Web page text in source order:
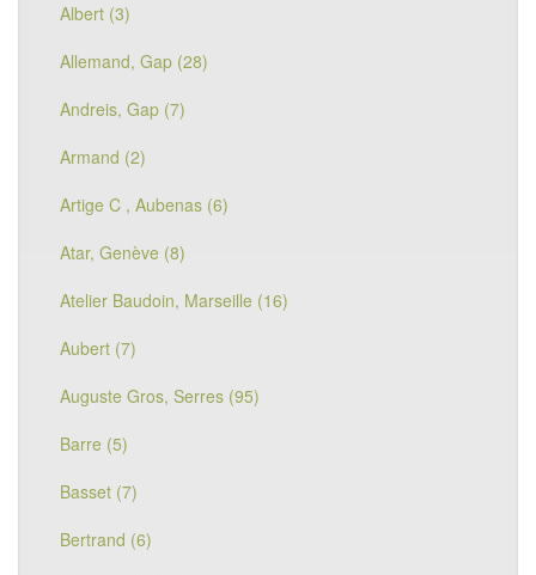
Albert (3)
Allemand, Gap (28)
Andreis, Gap (7)
Armand (2)
Artige C , Aubenas (6)
Atar, Genève (8)
Atelier Baudoin, Marseille (16)
Aubert (7)
Auguste Gros, Serres (95)
Barre (5)
Basset (7)
Bertrand (6)